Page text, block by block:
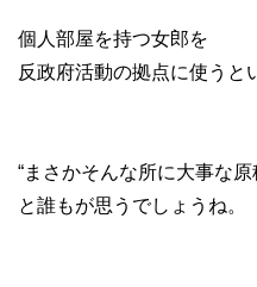
個人部屋を持つ女郎を
反政府活動の拠点に使うと
“まさかそんな所に大事な
と誰もが思うでしょうね。